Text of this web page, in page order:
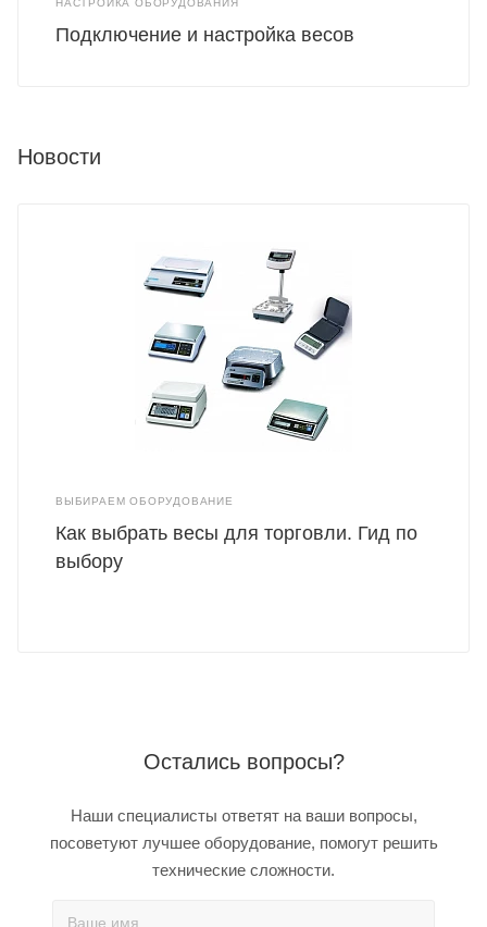
НАСТРОЙКА ОБОРУДОВАНИЯ
Подключение и настройка весов
Новости
ВЫБИРАЕМ ОБОРУДОВАНИЕ
Как выбрать весы для торговли. Гид по
выбору
Остались вопросы?
Наши специалисты ответят на ваши вопросы,
посоветуют лучшее оборудование, помогут решить
технические сложности.